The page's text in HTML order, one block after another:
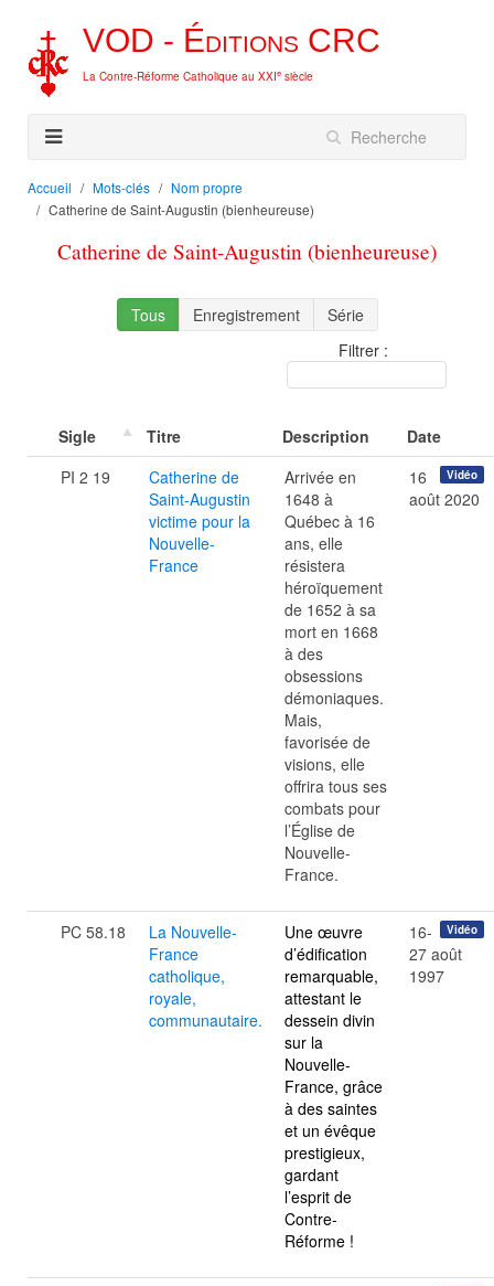
VOD - Éditions CRC
La Contre-Réforme Catholique au XXIe siècle
Accueil Mots-clés
Nom propre
Catherine de Saint-Augustin (bienheureuse)
Catherine de Saint-Augustin (bienheureuse)
Tous Enregistrement
Série
Filtrer :
Sigle Titre Description
Date
PI 2 19
Catherine de
Saint-Augustin
victime pour la
Nouvelle-
France
Arrivée en
1648 à
Québec à 16
ans, elle
résistera
héroïquement
de 1652 à sa
mort en 1668
à des
obsessions
démoniaques.
Mais,
favorisée de
visions, elle
offrira tous ses
combats pour
l’Église de
Nouvelle-
France.
Vidéo
16
août 2020
PC 58.18
La Nouvelle-
France
catholique,
royale,
communautaire.
Une œuvre
d’édification
remarquable,
attestant le
dessein divin
sur la
Nouvelle-
France, grâce
à des saintes
et un évêque
prestigieux,
gardant
l’esprit de
Contre-
Réforme !
Vidéo
16-
27 août
1997